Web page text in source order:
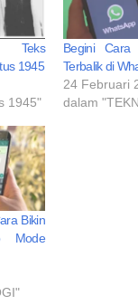
Teks
1945
1945"
Begini Cara
Terbalik di
24 Februari
dalam
Bikin
Mode